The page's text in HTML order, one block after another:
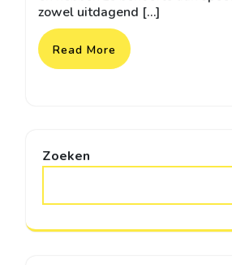
zowel uitdagend […]
Read More
Zoeken